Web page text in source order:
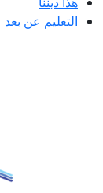
التعليم عن بعد